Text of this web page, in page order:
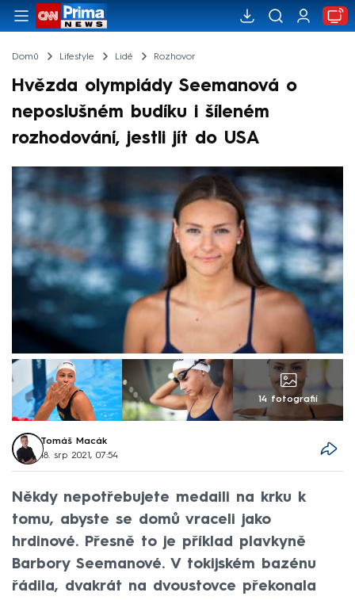
Domů Lifestyle Lidé Rozhovor
Hvězda olympiády Seemanová o
neposlušném budíku i šíleném
rozhodování, jestli jít do USA
14 fotografií
Tomáš Macák
18. srp 2021, 07:54
Někdy nepotřebujete medaili na krku k
tomu, abyste se domů vraceli jako
hrdinové. Přesně to je příklad plavkyně
Barbory Seemanové. V tokijském bazénu
řádila, dvakrát na dvoustovce překonala